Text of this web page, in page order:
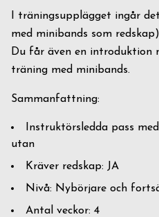
I träningsupplägget ingår
med minibands som
Du får även en introduktion
träning med minibands.
Sammanfattning:
Instruktörsledda pass
utan
Kräver redskap: JA
Nivå: Nybörjare och
Antal veckor: 4